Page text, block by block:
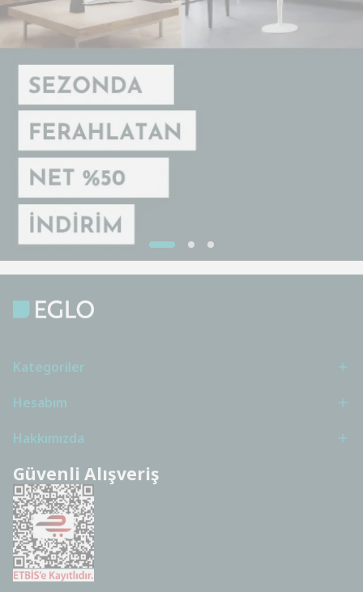
Kategoriler
Hesabım
Hakkımızda
Güvenli Alışveriş